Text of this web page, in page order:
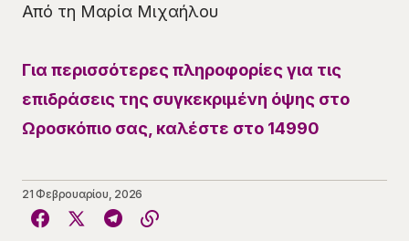
Από τη Μαρία Μιχαήλου
Για περισσότερες πληροφορίες για τις
επιδράσεις της συγκεκριμένη όψης στο
Ωροσκόπιο σας, καλέστε στο 14990
21 Φεβρουαρίου, 2026